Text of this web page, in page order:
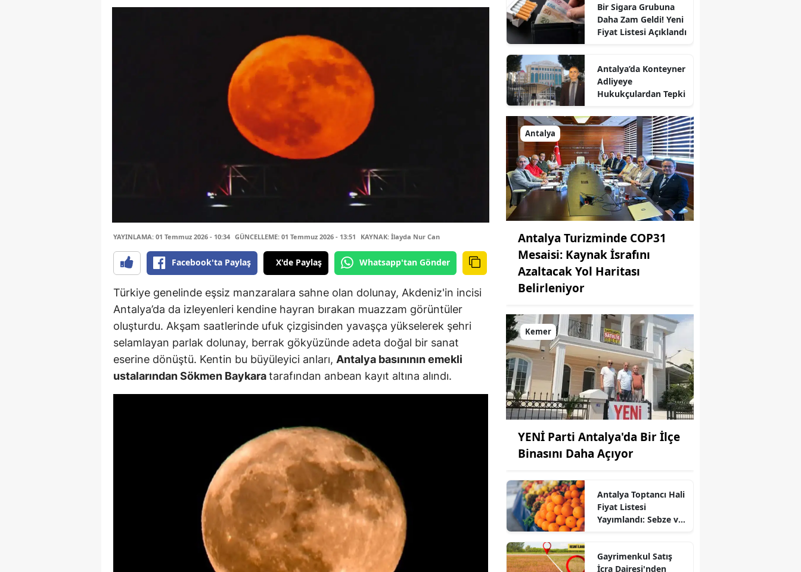
YAYINLAMA: 01 Temmuz 2026 - 10:34 GÜNCELLEME: 01 Temmuz 2026 - 13:51 KAYNAK: İlayda Nur Can
Facebook'ta Paylaş X'de Paylaş Whatsapp'tan Gönder
Türkiye genelinde eşsiz manzaralara sahne olan dolunay, Akdeniz'in incisi
Antalya’da da izleyenleri kendine hayran bırakan muazzam görüntüler
oluşturdu. Akşam saatlerinde ufuk çizgisinden yavaşça yükselerek şehri
selamlayan parlak dolunay, berrak gökyüzünde adeta doğal bir sanat
eserine dönüştü. Kentin bu büyüleyici anları, Antalya basınının emekli
ustalarından Sökmen Baykaratarafından anbean kayıt altına alındı.
Bir Sigara Grubuna
Daha Zam Geldi! Yeni
Fiyat Listesi Açıklandı
Antalya’da Konteyner
Adliyeye
Hukukçulardan Tepki
Antalya
Antalya Turizminde COP31
Mesaisi: Kaynak İsrafını
Azaltacak Yol Haritası
Belirleniyor
Kemer
YENİ Parti Antalya'da Bir İlçe
Binasını Daha Açıyor
Antalya Toptancı Hali
Fiyat Listesi
Yayımlandı: Sebze ve
Gayrimenkul Satış
İcra Dairesi'nden